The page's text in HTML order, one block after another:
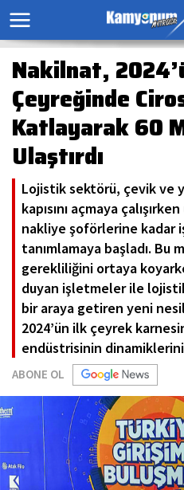
Nakilnat,
Çeyreğinde
Katlayarak 60
Ulaştırdı
Lojistik sektörü, çevik ve
kapısını açmaya
nakliye şoförlerine kadar
tanımlamaya başladı. Bu
gerekliliğini ortaya
duyan işletmeler ile
bir araya getiren yeni
2024’ün ilk çeyrek
endüstrisinin
ABONE OL